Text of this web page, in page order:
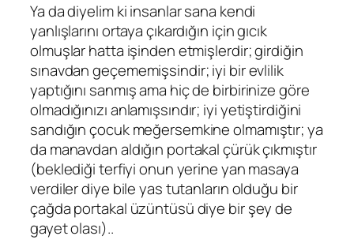
Ya da diyelim ki insanlar sana kendi
yanlışlarını ortaya çıkardığın için gıcık
olmuşlar hatta işinden etmişlerdir; girdiğin
sınavdan geçememişsindir; iyi bir evlilik
yaptığını sanmış ama hiç de birbirinize göre
olmadığınızı anlamışsındır; iyi yetiştirdiğini
sandığın çocuk meğersemkine olmamıştır; ya
da manavdan aldığın portakal çürük çıkmıştır
(beklediği terfiyi onun yerine yan masaya
verdiler diye bile yas tutanların olduğu bir
çağda portakal üzüntüsü diye bir şey de
gayet olası)..